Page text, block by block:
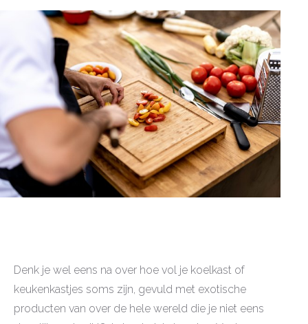
Denk je wel eens na over hoe vol je koelkast of
keukenkastjes soms zijn, gevuld met exotische
producten van over de hele wereld die je niet eens